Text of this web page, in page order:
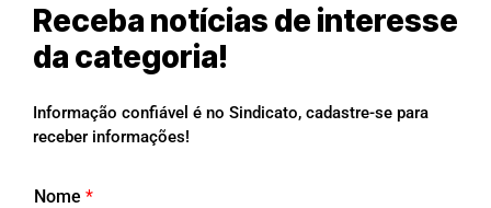
Receba notícias de interesse
da categoria!
Informação confiável é no Sindicato, cadastre-se para
receber informações!
Nome *